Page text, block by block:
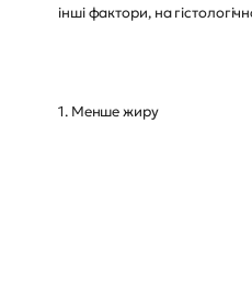
інші фактори, на
1. Менше жиру